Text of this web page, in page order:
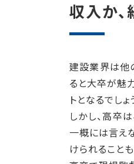
収入か
建設業界は他
ると大卒が魅
トとなるでしょ
しかし、高卒
一概には言え
けられることも